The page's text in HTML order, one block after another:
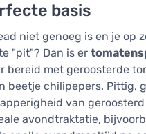
basis
niet genoeg is en je op
"pit"? Dan is er
bereid met geroosterde
beetje chilipepers. Pittig,
van
avondtraktatie,